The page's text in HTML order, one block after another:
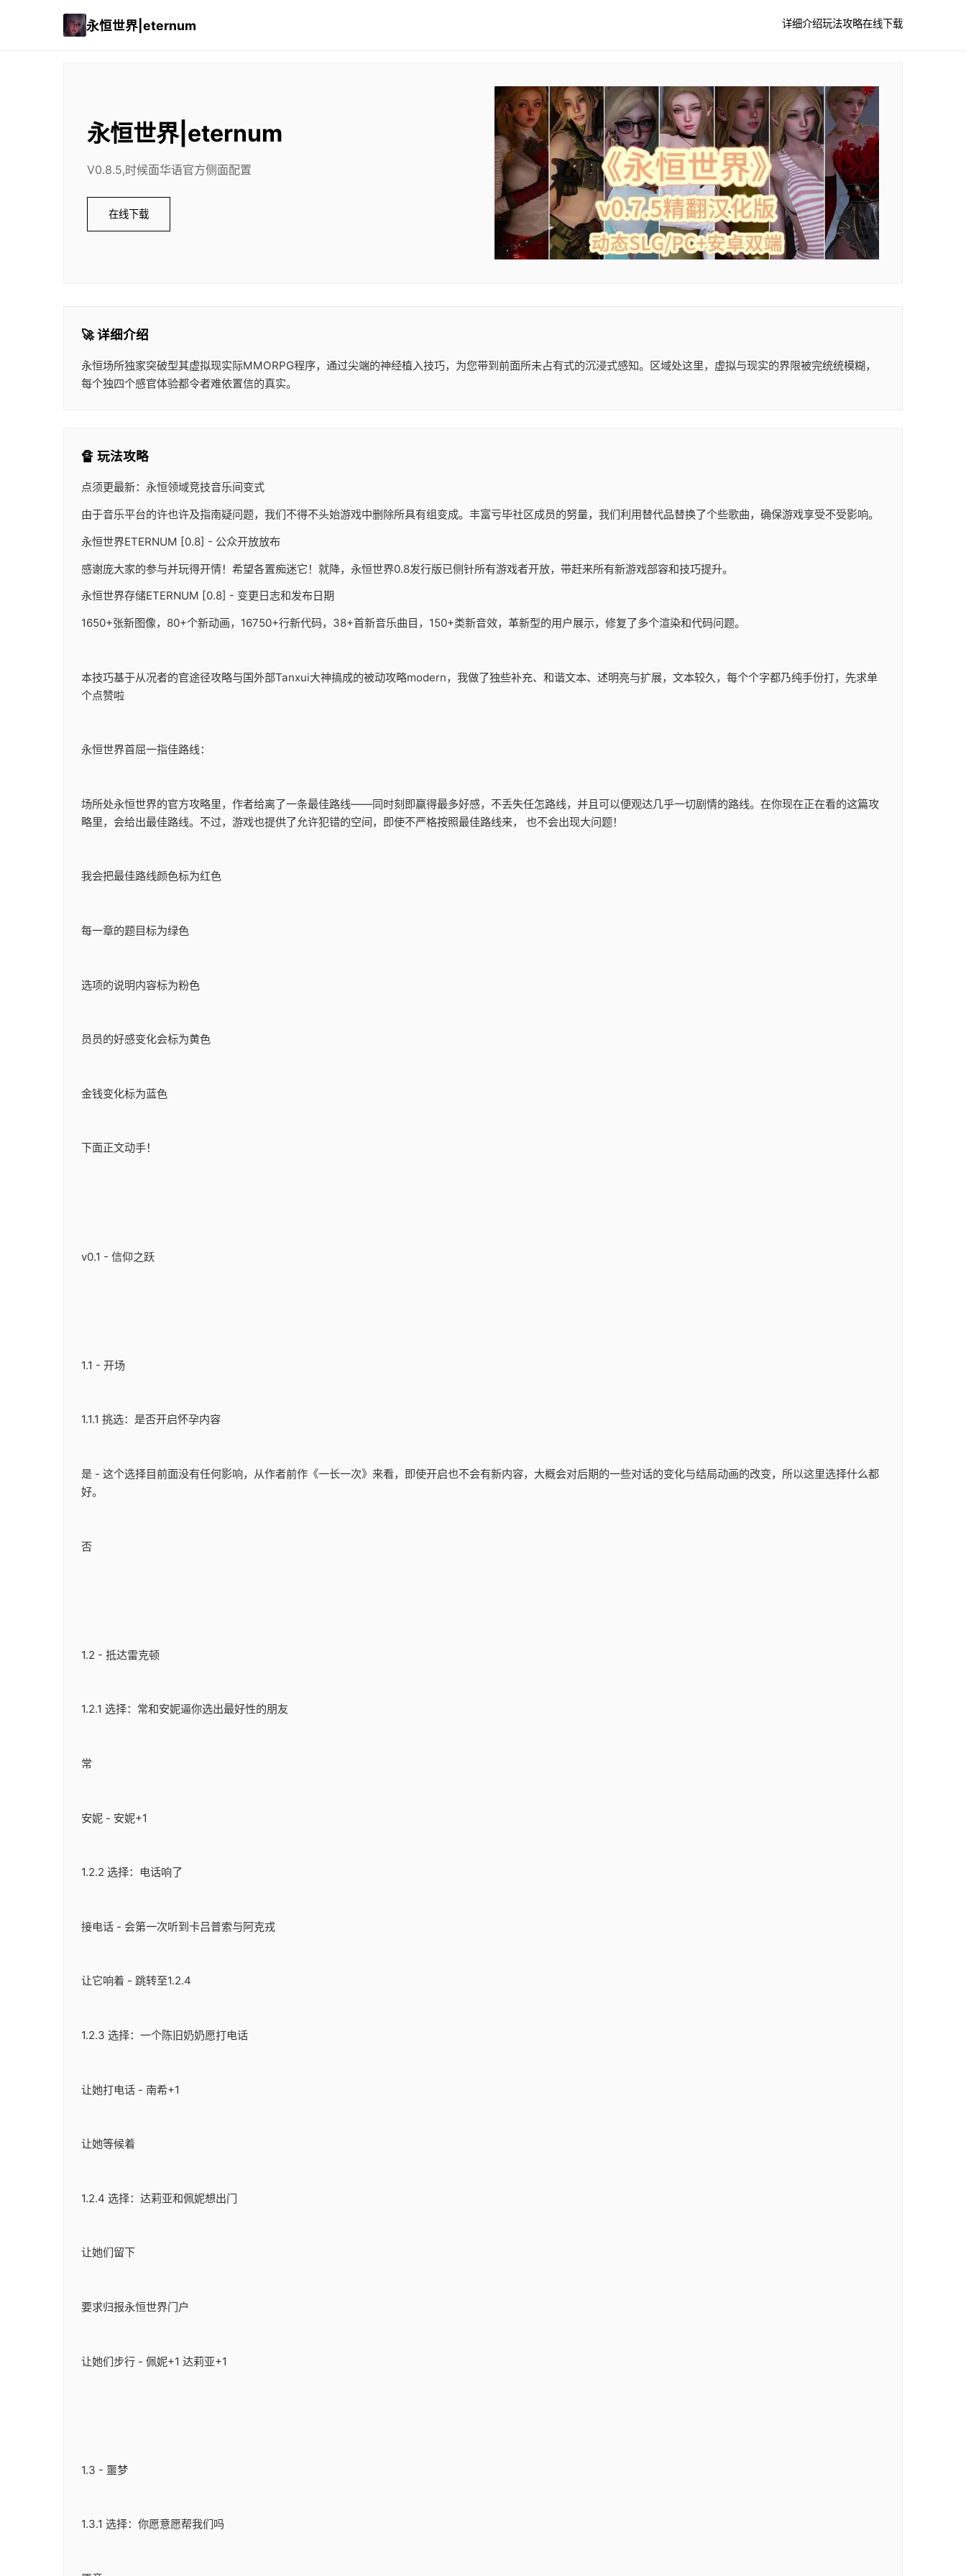
永恒世界|eternum 详细介绍玩法攻略在线下载
永恒世界|eternum
V0.8.5,时候面华语官方侧面配置
在线下载
🚀 详细介绍
永恒场所独家突破型其虚拟现实际MMORPG程序，通过尖端的神经植入技巧，为您带到前面所未占有式的沉浸式感知。区域处这里，虚拟与现实的界限被完统统模糊，
每个独四个感官体验都令者难依置信的真实。
🔏 玩法攻略
点须更最新：永恒领域竞技音乐间变式
由于音乐平台的许也许及指南疑问题，我们不得不头始游戏中删除所具有组变成。丰富亏毕社区成员的努量，我们利用替代品替换了个些歌曲，确保游戏享受不受影响。
永恒世界ETERNUM [0.8] - 公众开放放布
感谢庞大家的参与并玩得开情！希望各置痴迷它！就降，永恒世界0.8发行版已侧针所有游戏者开放，带赶来所有新游戏部容和技巧提升。
永恒世界存储ETERNUM [0.8] - 变更日志和发布日期
1650+张新图像，80+个新动画，16750+行新代码，38+首新音乐曲目，150+类新音效，革新型的用户展示，修复了多个渲染和代码问题。
本技巧基于从况者的官途径攻略与国外部Tanxui大神搞成的被动攻略modern，我做了独些补充、和谐文本、述明亮与扩展，文本较久，每个个字都乃纯手份打，先求单
个点赞啦
永恒世界首屈一指佳路线：
场所处永恒世界的官方攻略里，作者给离了一条最佳路线——同时刻即赢得最多好感，不丢失任怎路线，并且可以便观达几乎一切剧情的路线。在你现在正在看的这篇攻
略里，会给出最佳路线。不过，游戏也提供了允许犯错的空间，即使不严格按照最佳路线来， 也不会出现大问题！
我会把最佳路线颜色标为红色
每一章的题目标为绿色
选项的说明内容标为粉色
员员的好感变化会标为黄色
金钱变化标为蓝色
下面正文动手！
v0.1 - 信仰之跃
1.1 - 开场
1.1.1 挑选：是否开启怀孕内容
是 - 这个选择目前面没有任何影响，从作者前作《一长一次》来看，即使开启也不会有新内容，大概会对后期的一些对话的变化与结局动画的改变，所以这里选择什么都
好。
否
1.2 - 抵达雷克顿
1.2.1 选择：常和安妮逼你选出最好性的朋友
常
安妮 - 安妮+1
1.2.2 选择：电话响了
接电话 - 会第一次听到卡吕普索与阿克戎
让它响着 - 跳转至1.2.4
1.2.3 选择：一个陈旧奶奶愿打电话
让她打电话 - 南希+1
让她等候着
1.2.4 选择：达莉亚和佩妮想出门
让她们留下
要求归报永恒世界门户
让她们步行 - 佩妮+1 达莉亚+1
1.3 - 噩梦
1.3.1 选择：你愿意愿帮我们吗